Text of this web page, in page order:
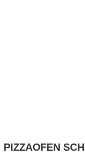
PIZZAOFEN